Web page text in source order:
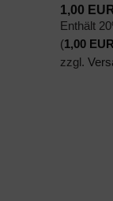
1,00
Enthält
(1,00 EUR
zzgl.